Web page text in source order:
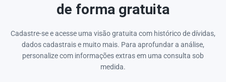
de forma gratuita
Cadastre-se e acesse uma visão gratuita com histórico de dívidas,
dados cadastrais e muito mais. Para aprofundar a análise,
personalize com informações extras em uma consulta sob
medida.